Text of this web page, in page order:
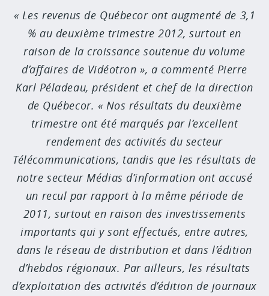
Les revenus de Québecor ont augmenté de 3,1
% au deuxième trimestre 2012, surtout en
raison de la croissance soutenue du volume
d’affaires de Vidéotron », a commenté Pierre
Karl Péladeau, président et chef de la direction
de Québecor. « Nos résultats du deuxième
trimestre ont été marqués par l’excellent
rendement des activités du secteur
Télécommunications, tandis que les résultats de
notre secteur Médias d’information ont accusé
un recul par rapport à la même période de
2011, surtout en raison des investissements
importants qui y sont effectués, entre autres,
dans le réseau de distribution et dans l’édition
d’hebdos régionaux. Par ailleurs, les résultats
d’exploitation des activités d’édition de journaux